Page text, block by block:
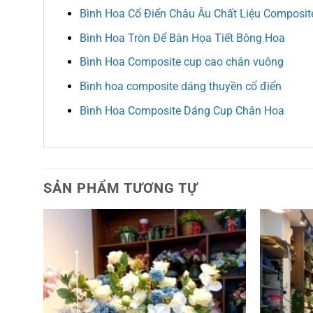
Bình Hoa Cổ Điển Châu Âu Chất Liệu
Bình Hoa Tròn Để Bàn Họa Tiết Bông Hoa
Bình Hoa Composite cup cao chân vuông
Bình hoa composite dáng thuyền cổ điển
Bình Hoa Composite Dáng Cup Chân Hoa
SẢN PHẨM TƯƠNG TỰ